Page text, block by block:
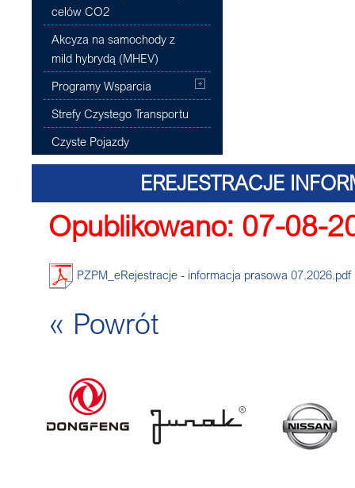
celów CO2
Akcyza na samochody z
mild hybrydą (MHEV)
Programy Wsparcia
Strefy Czystego Transportu
Czyste Pojazdy
EREJESTRACJE
Opublikowano: 07-08-
PZPM_eRejestracje - informacja prasowa 07.2026.pdf
« Powrót